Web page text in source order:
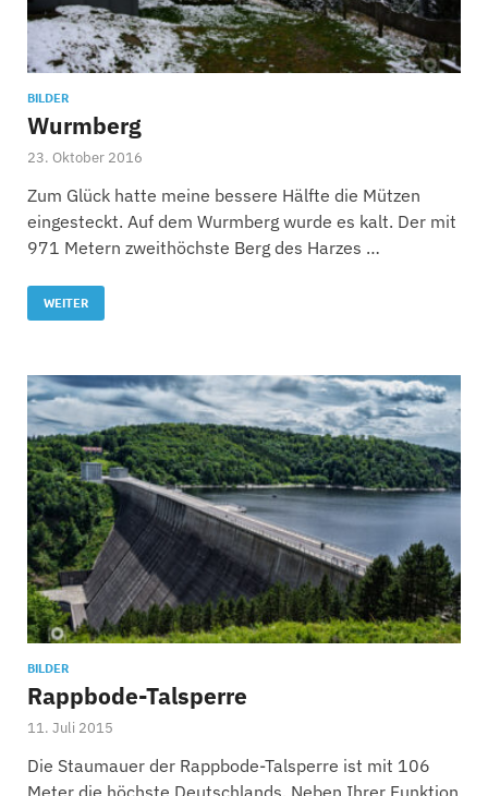
BILDER
Wurmberg
23. Oktober 2016
Zum Glück hatte meine bessere Hälfte die Mützen
eingesteckt. Auf dem Wurmberg wurde es kalt. Der mit
971 Metern zweithöchste Berg des Harzes …
WEITER
BILDER
Rappbode-Talsperre
11. Juli 2015
Die Staumauer der Rappbode-Talsperre ist mit 106
Meter die höchste Deutschlands. Neben Ihrer Funktion